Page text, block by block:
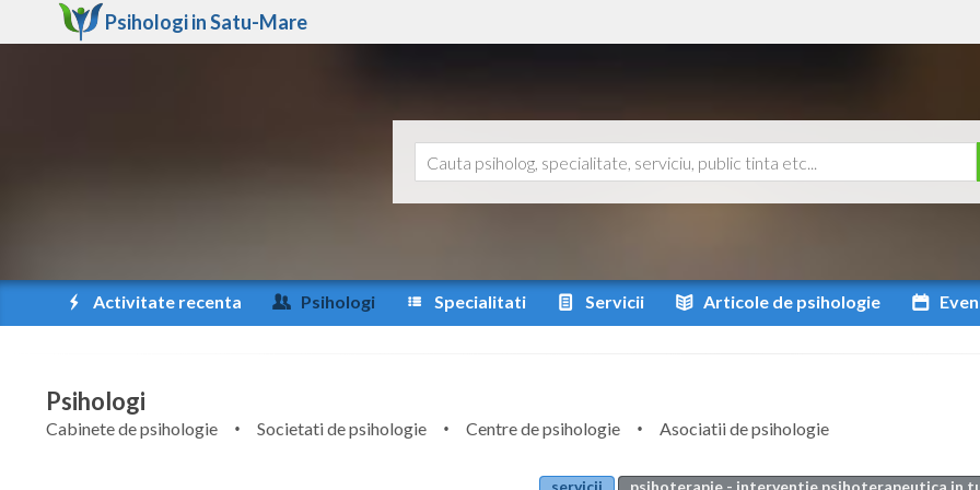
Psihologi inSatu-Mare
Activitate recenta Psihologi Specialitati Servicii Articole de psihologie
Psihologi
Cabinete de psihologie Societati de psihologie Centre de psihologie
Asociatii de psihologie
servicii
psihoterapie - interventie psihoterapeutica in